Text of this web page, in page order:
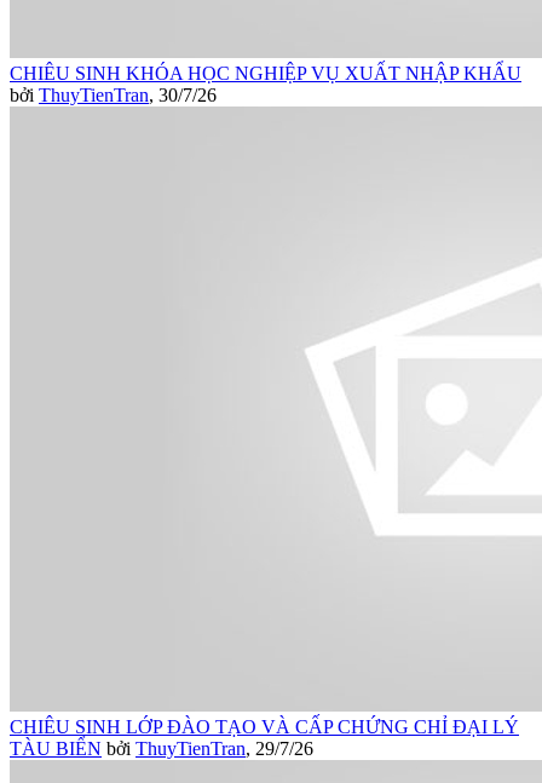
CHIÊU SINH KHÓA HỌC NGHIỆP VỤ XUẤT NHẬP KHẨU
bởi ThuyTienTran, 30/7/26
CHIÊU SINH LỚP ĐÀO TẠO VÀ CẤP CHỨNG CHỈ ĐẠI LÝ
TÀU BIỂN bởi ThuyTienTran, 29/7/26